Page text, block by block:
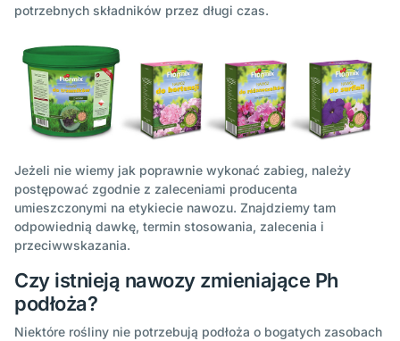
potrzebnych składników przez długi czas.
Jeżeli nie wiemy jak poprawnie wykonać zabieg, należy
postępować zgodnie z zaleceniami producenta
umieszczonymi na etykiecie nawozu. Znajdziemy tam
odpowiednią dawkę, termin stosowania, zalecenia i
przeciwwskazania.
Czy istnieją nawozy zmieniające Ph
podłoża?
Niektóre rośliny nie potrzebują podłoża o bogatych zasobach